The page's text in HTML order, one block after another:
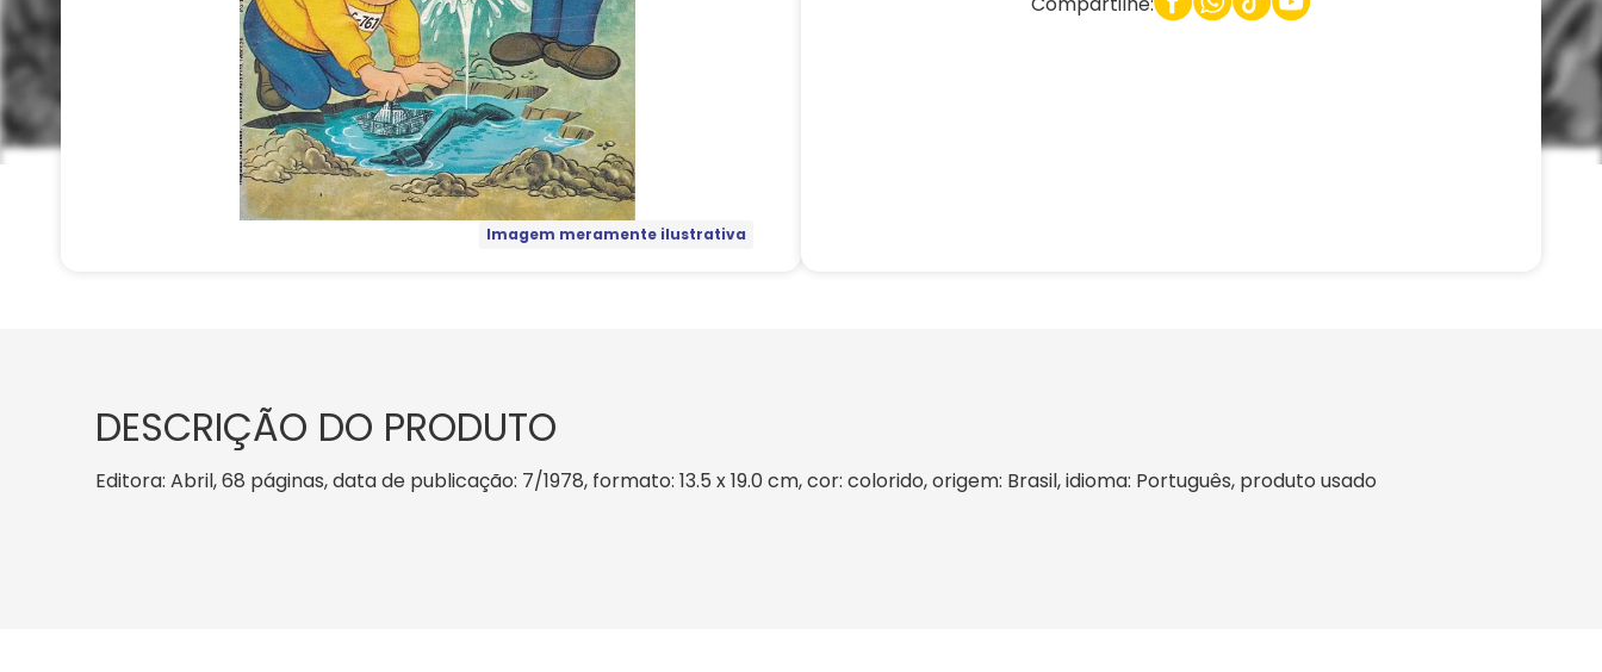
Imagem meramente ilustrativa
DESCRIÇÃO DO PRODUTO
Editora: Abril, 68 páginas, data de publicação: 7/1978, formato: 13.5 x 19.0 cm, cor: colorido, origem: Brasil, idioma: Português, produto usado